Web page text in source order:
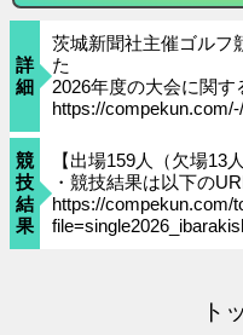
詳
細
茨城新聞社主催ゴルフ
た
2026年度の大会に関
https://
競
技
結
果
【出場159人（欠場13人
・競技結果は以下の
https://compekun.com/
ト